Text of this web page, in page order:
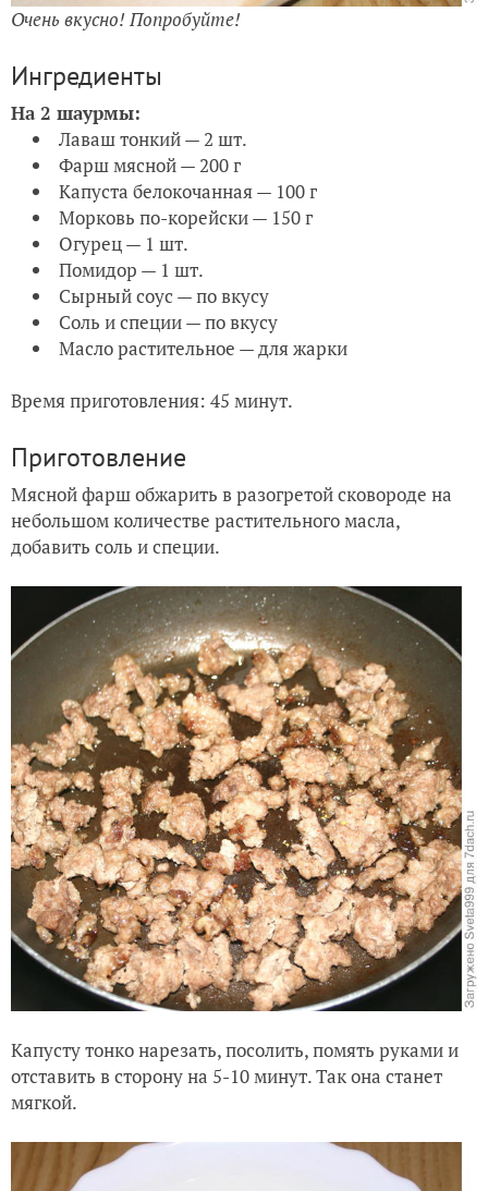
Очень вкусно! Попробуйте!
Ингредиенты
На 2 шаурмы:
Лаваш тонкий — 2 шт.
Фарш мясной — 200 г
Капуста белокочанная — 100 г
Морковь по-корейски — 150 г
Огурец — 1 шт.
Помидор — 1 шт.
Сырный соус — по вкусу
Соль и специи — по вкусу
Масло растительное — для жарки
Время приготовления: 45 минут.
Приготовление
Мясной фарш обжарить в разогретой сковороде на
небольшом количестве растительного масла,
добавить соль и специи.
Капусту тонко нарезать, посолить, помять руками и
отставить в сторону на 5-10 минут. Так она станет
мягкой.